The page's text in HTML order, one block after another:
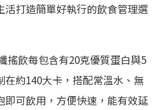
活打造簡單好執行的飲食管理選
搖飲每包含有20克優質蛋白與5
在約140大卡，搭配常溫水、無
即可飲用，方便快速，能有效延